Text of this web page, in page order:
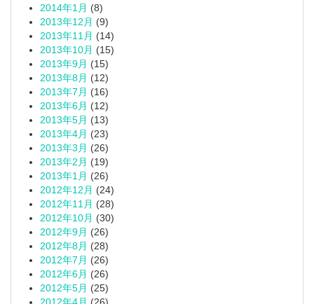
2014年1月 (8)
2013年12月 (9)
2013年11月 (14)
2013年10月 (15)
2013年9月 (15)
2013年8月 (12)
2013年7月 (16)
2013年6月 (12)
2013年5月 (13)
2013年4月 (23)
2013年3月 (26)
2013年2月 (19)
2013年1月 (26)
2012年12月 (24)
2012年11月 (28)
2012年10月 (30)
2012年9月 (26)
2012年8月 (28)
2012年7月 (26)
2012年6月 (26)
2012年5月 (25)